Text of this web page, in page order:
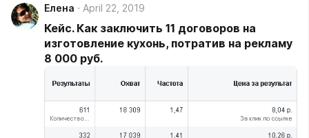
Елена April 22, 2019
Кейс. Как заключить 11 договоров на
изготовление кухонь, потратив на рекламу
8 000 руб.